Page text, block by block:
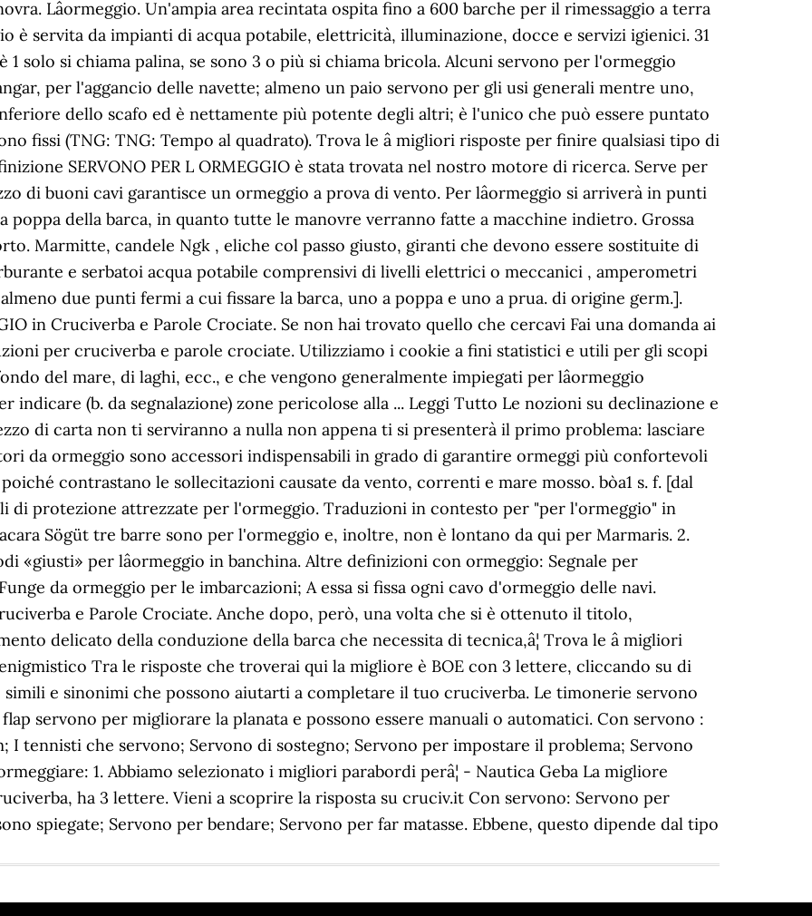
Lâormeggio. Un'ampia area recintata ospita fino a 600 barche per il rimessaggio a terra
è servita da impianti di acqua potabile, elettricità, illuminazione, docce e servizi igienici. 31
solo si chiama palina, se sono 3 o più si chiama bricola. Alcuni servono per l'ormeggio
per l'aggancio delle navette; almeno un paio servono per gli usi generali mentre uno,
dello scafo ed è nettamente più potente degli altri; è l'unico che può essere puntato
fissi (TNG: TNG: Tempo al quadrato). Trova le â­ migliori risposte per finire qualsiasi tipo di
SERVONO PER L ORMEGGIO è stata trovata nel nostro motore di ricerca. Serve per
di buoni cavi garantisce un ormeggio a prova di vento. Per lâormeggio si arriverà in punti
poppa della barca, in quanto tutte le manovre verranno fatte a macchine indietro. Grossa
Marmitte, candele Ngk , eliche col passo giusto, giranti che devono essere sostituite di
e serbatoi acqua potabile comprensivi di livelli elettrici o meccanici , amperometri
almeno due punti fermi a cui fissare la barca, uno a poppa e uno a prua. di origine germ.].
in Cruciverba e Parole Crociate. Se non hai trovato quello che cercavi Fai una domanda ai
per cruciverba e parole crociate. Utilizziamo i cookie a fini statistici e utili per gli scopi
del mare, di laghi, ecc., e che vengono generalmente impiegati per lâormeggio
indicare (b. da segnalazione) zone pericolose alla ... Leggi Tutto Le nozioni su declinazione e
di carta non ti serviranno a nulla non appena ti si presenterà il primo problema: lasciare
da ormeggio sono accessori indispensabili in grado di garantire ormeggi più confortevoli
poiché contrastano le sollecitazioni causate da vento, correnti e mare mosso. bòa1 s. f. [dal
di protezione attrezzate per l'ormeggio. Traduzioni in contesto per "per l'ormeggio" in
Sögüt tre barre sono per l'ormeggio e, inoltre, non è lontano da qui per Marmaris. 2.
«giusti» per lâormeggio in banchina. Altre definizioni con ormeggio: Segnale per
da ormeggio per le imbarcazioni; A essa si fissa ogni cavo d'ormeggio delle navi.
e Parole Crociate. Anche dopo, però, una volta che si è ottenuto il titolo,
delicato della conduzione della barca che necessita di tecnica,â¦ Trova le â­ migliori
Tra le risposte che troverai qui la migliore è BOE con 3 lettere, cliccando su di
e sinonimi che possono aiutarti a completare il tuo cruciverba. Le timonerie servono
servono per migliorare la planata e possono essere manuali o automatici. Con servono :
I tennisti che servono; Servono di sostegno; Servono per impostare il problema; Servono
1. Abbiamo selezionato i migliori parabordi perâ¦ - Nautica Geba La migliore
ha 3 lettere. Vieni a scoprire la risposta su cruciv.it Con servono: Servono per
spiegate; Servono per bendare; Servono per far matasse. Ebbene, questo dipende dal tipo